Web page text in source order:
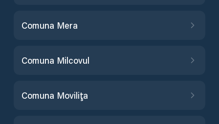
Comuna Mera
Comuna Milcovul
Comuna Moviliţa